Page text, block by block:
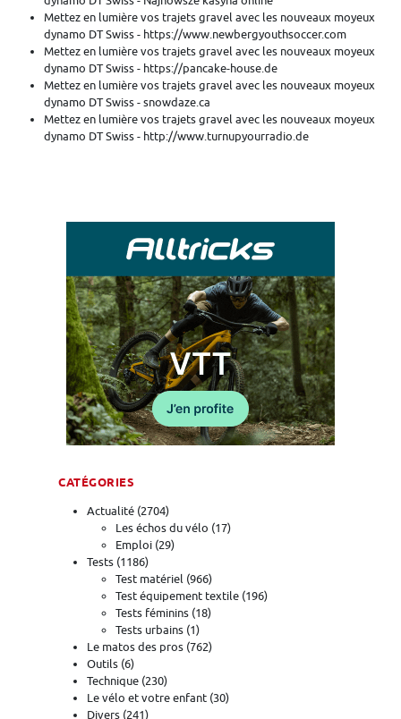
Mettez en lumière vos trajets gravel avec les nouveaux moyeux
dynamo DT Swiss - https://www.newbergyouthsoccer.com
Mettez en lumière vos trajets gravel avec les nouveaux moyeux
dynamo DT Swiss - https://pancake-house.de
Mettez en lumière vos trajets gravel avec les nouveaux moyeux
dynamo DT Swiss - snowdaze.ca
Mettez en lumière vos trajets gravel avec les nouveaux moyeux
dynamo DT Swiss - http://www.turnupyourradio.de
CATÉGORIES
Actualité (2704)
Les échos du vélo (17)
Emploi (29)
Tests (1186)
Test matériel (966)
Test équipement textile (196)
Tests féminins (18)
Tests urbains (1)
Le matos des pros (762)
Outils (6)
Technique (230)
Le vélo et votre enfant (30)
Divers (241)